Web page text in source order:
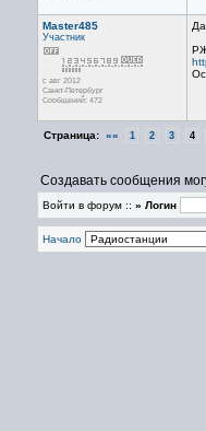
Master485
Участник
с авг 2012
Санкт-Петербург
Сообщений: 472
Страница: «« 1 2 3 4
Создавать сообщения
Войти в форум :: » Логин
Начало